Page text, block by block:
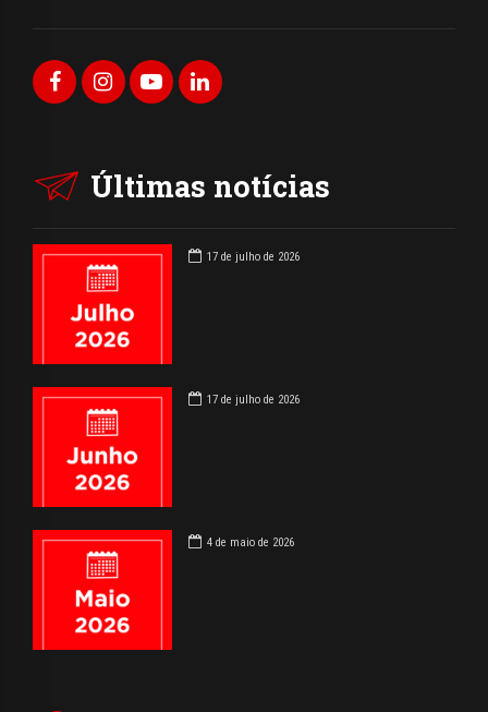
Últimas notícias
17 de julho de 2026
17 de julho de 2026
4 de maio de 2026